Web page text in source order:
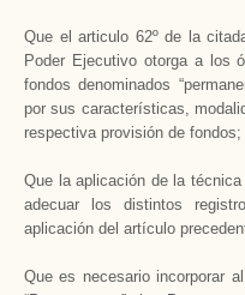
Que el articulo 62º de la
Poder Ejecutivo otorga a los
fondos denominados
por sus características,
respectiva provisión de fondos;
Que la aplicación de la
adecuar los distintos
aplicación del artículo
Que es necesario incorporar